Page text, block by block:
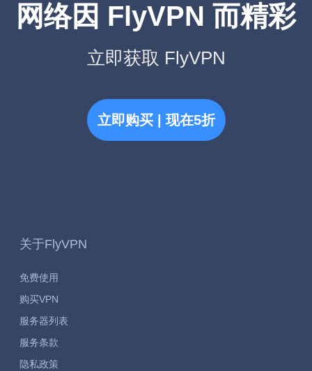
网络因 FlyVPN 而精彩
立即获取 FlyVPN
立即购买 | 现在5折
关于FlyVPN
免费使用
购买VPN
服务器列表
服务条款
隐私政策